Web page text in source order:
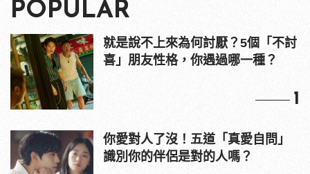
POPULAR
就是說不上來為何討厭？5個「不討
喜」朋友性格，你遇過哪一種？
1
你愛對人了沒！五道「真愛自問」
識別你的伴侶是對的人嗎？